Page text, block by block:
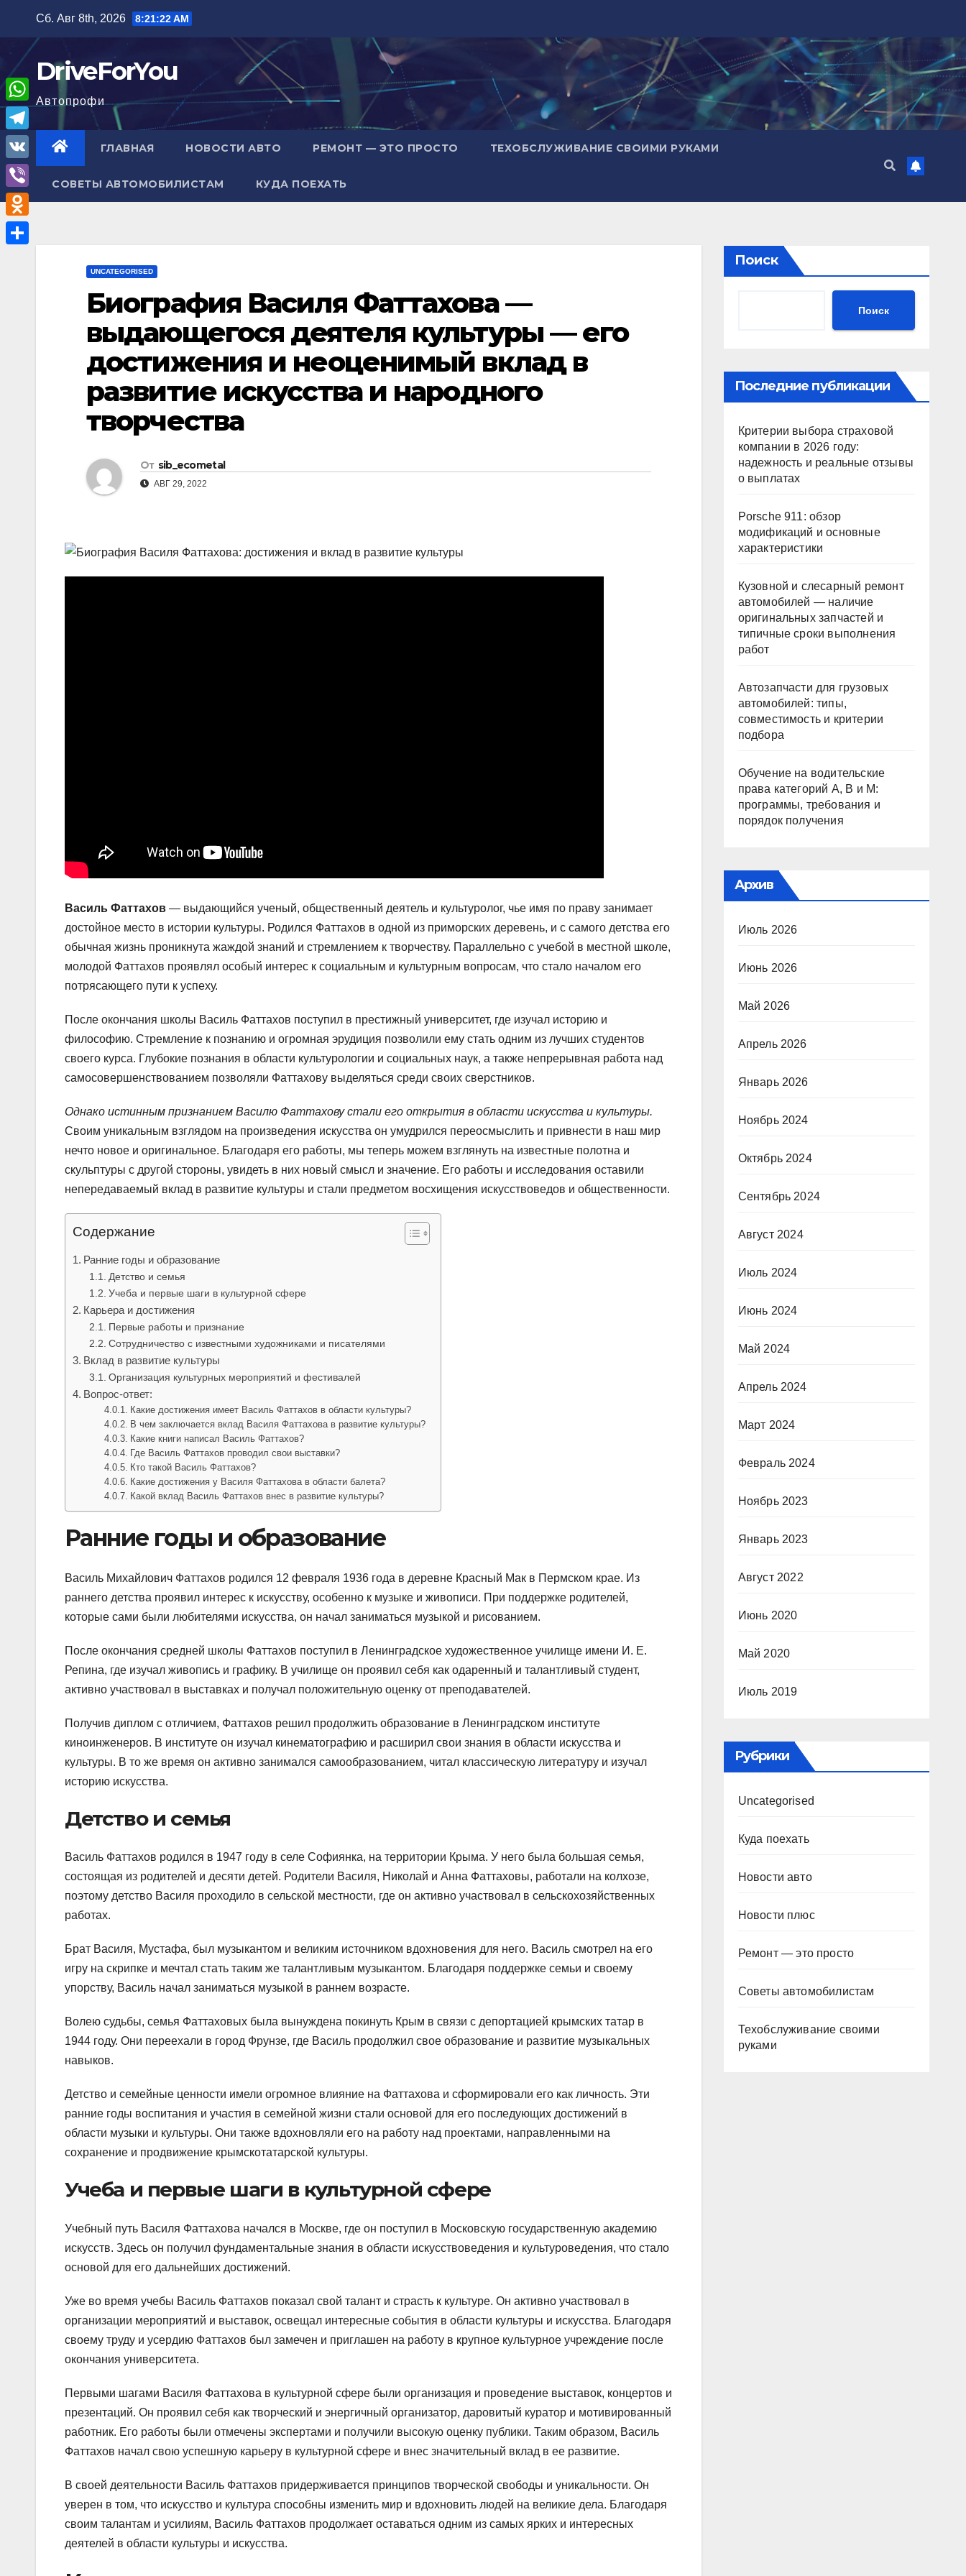
содержимому
Сб. Авг 8th, 2026 8:21:23 AM
DriveForYou
Автопрофи
ГЛАВНАЯ НОВОСТИ АВТО РЕМОНТ — ЭТО ПРОСТО ТЕХОБСЛУЖИВАНИЕ СВОИМИ РУКАМИ
СОВЕТЫ АВТОМОБИЛИСТАМ КУДА ПОЕХАТЬ
UNCATEGORISED
Биография Василя Фаттахова —
выдающегося деятеля культуры — его
достижения и неоценимый вклад в
развитие искусства и народного
творчества
От sib_ecometal
АВГ 29, 2022
Василь Фаттахов — выдающийся ученый, общественный деятель и культуролог, чье имя по праву занимает
достойное место в истории культуры. Родился Фаттахов в одной из приморских деревень, и с самого детства его
обычная жизнь проникнута жаждой знаний и стремлением к творчеству. Параллельно с учебой в местной школе,
молодой Фаттахов проявлял особый интерес к социальным и культурным вопросам, что стало началом его
потрясающего пути к успеху.
После окончания школы Василь Фаттахов поступил в престижный университет, где изучал историю и
философию. Стремление к познанию и огромная эрудиция позволили ему стать одним из лучших студентов
своего курса. Глубокие познания в области культурологии и социальных наук, а также непрерывная работа над
самосовершенствованием позволяли Фаттахову выделяться среди своих сверстников.
Однако истинным признанием Василю Фаттахову стали его открытия в области искусства и культуры.
Своим уникальным взглядом на произведения искусства он умудрился переосмыслить и привнести в наш мир
нечто новое и оригинальное. Благодаря его работы, мы теперь можем взглянуть на известные полотна и
скульптуры с другой стороны, увидеть в них новый смысл и значение. Его работы и исследования оставили
непередаваемый вклад в развитие культуры и стали предметом восхищения искусствоведов и общественности.
Содержание
Ранние годы и образование
Детство и семья
Учеба и первые шаги в культурной сфере
Карьера и достижения
Первые работы и признание
Сотрудничество с известными художниками и писателями
Вклад в развитие культуры
Организация культурных мероприятий и фестивалей
Вопрос-ответ:
Какие достижения имеет Василь Фаттахов в области культуры?
В чем заключается вклад Василя Фаттахова в развитие культуры?
Какие книги написал Василь Фаттахов?
Где Василь Фаттахов проводил свои выставки?
Кто такой Василь Фаттахов?
Какие достижения у Василя Фаттахова в области балета?
Какой вклад Василь Фаттахов внес в развитие культуры?
Ранние годы и образование
Василь Михайлович Фаттахов родился 12 февраля 1936 года в деревне Красный Мак в Пермском крае. Из
раннего детства проявил интерес к искусству, особенно к музыке и живописи. При поддержке родителей,
которые сами были любителями искусства, он начал заниматься музыкой и рисованием.
После окончания средней школы Фаттахов поступил в Ленинградское художественное училище имени И. Е.
Репина, где изучал живопись и графику. В училище он проявил себя как одаренный и талантливый студент,
активно участвовал в выставках и получал положительную оценку от преподавателей.
Получив диплом с отличием, Фаттахов решил продолжить образование в Ленинградском институте
киноинженеров. В институте он изучал кинематографию и расширил свои знания в области искусства и
культуры. В то же время он активно занимался самообразованием, читал классическую литературу и изучал
историю искусства.
Детство и семья
Василь Фаттахов родился в 1947 году в селе Софиянка, на территории Крыма. У него была большая семья,
состоящая из родителей и десяти детей. Родители Василя, Николай и Анна Фаттаховы, работали на колхозе,
поэтому детство Василя проходило в сельской местности, где он активно участвовал в сельскохозяйственных
работах.
Брат Василя, Мустафа, был музыкантом и великим источником вдохновения для него. Василь смотрел на его
игру на скрипке и мечтал стать таким же талантливым музыкантом. Благодаря поддержке семьи и своему
упорству, Василь начал заниматься музыкой в раннем возрасте.
Волею судьбы, семья Фаттаховых была вынуждена покинуть Крым в связи с депортацией крымских татар в
1944 году. Они переехали в город Фрунзе, где Василь продолжил свое образование и развитие музыкальных
навыков.
Детство и семейные ценности имели огромное влияние на Фаттахова и сформировали его как личность. Эти
ранние годы воспитания и участия в семейной жизни стали основой для его последующих достижений в
области музыки и культуры. Они также вдохновляли его на работу над проектами, направленными на
сохранение и продвижение крымскотатарской культуры.
Учеба и первые шаги в культурной сфере
Учебный путь Василя Фаттахова начался в Москве, где он поступил в Московскую государственную академию
искусств. Здесь он получил фундаментальные знания в области искусствоведения и культуроведения, что стало
основой для его дальнейших достижений.
Уже во время учебы Василь Фаттахов показал свой талант и страсть к культуре. Он активно участвовал в
организации мероприятий и выставок, освещал интересные события в области культуры и искусства. Благодаря
своему труду и усердию Фаттахов был замечен и приглашен на работу в крупное культурное учреждение после
окончания университета.
Первыми шагами Василя Фаттахова в культурной сфере были организация и проведение выставок, концертов и
презентаций. Он проявил себя как творческий и энергичный организатор, даровитый куратор и мотивированный
работник. Его работы были отмечены экспертами и получили высокую оценку публики. Таким образом, Василь
Фаттахов начал свою успешную карьеру в культурной сфере и внес значительный вклад в ее развитие.
В своей деятельности Василь Фаттахов придерживается принципов творческой свободы и уникальности. Он
уверен в том, что искусство и культура способны изменить мир и вдохновить людей на великие дела. Благодаря
своим талантам и усилиям, Василь Фаттахов продолжает оставаться одним из самых ярких и интересных
деятелей в области культуры и искусства.
Поиск
Поиск
Последние публикации
Критерии выбора страховой
компании в 2026 году:
надежность и реальные отзывы
о выплатах
Porsche 911: обзор
модификаций и основные
характеристики
Кузовной и слесарный ремонт
автомобилей — наличие
оригинальных запчастей и
типичные сроки выполнения
работ
Автозапчасти для грузовых
автомобилей: типы,
совместимость и критерии
подбора
Обучение на водительские
права категорий A, B и M:
программы, требования и
порядок получения
Архив
Июль 2026
Июнь 2026
Май 2026
Апрель 2026
Январь 2026
Ноябрь 2024
Октябрь 2024
Сентябрь 2024
Август 2024
Июль 2024
Июнь 2024
Май 2024
Апрель 2024
Март 2024
Февраль 2024
Ноябрь 2023
Январь 2023
Август 2022
Июнь 2020
Май 2020
Июль 2019
Рубрики
Uncategorised
Куда поехать
Новости авто
Новости плюс
Ремонт — это просто
Советы автомобилистам
Техобслуживание своими
руками
W
h
a
A
T
e
l
e
g
V
K
V
i
b
O